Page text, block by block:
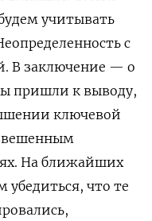
учитывать
с
В заключение — о
пришли к выводу,
ключевой
На ближайших
что те